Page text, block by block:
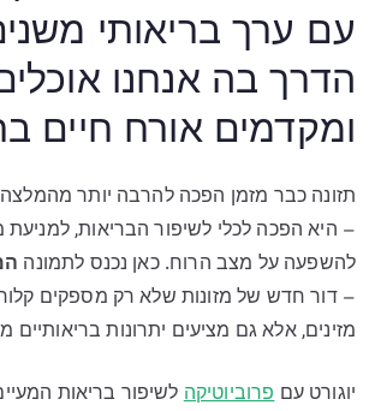
עם ערך בריאותי
הדרך בה אנחנו
ומקדמים אורח חיים
תזונה כבר מזמן הפכה להרבה יותר
– היא הפכה לכלי לשיפור הבריאות, למניעת
להשפעה על מצב הרוח. כאן נכנס לתמונה
– דור חדש של מזונות שלא רק מספקים
מזינים, אלא גם מציעים יתרונות בריאותיים
יוגורט עםפרוביוטיקהלשיפור בריאות